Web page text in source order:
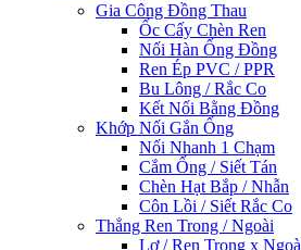
Gia Công Đồng Thau
Ốc Cấy Chèn Ren
Nối Hàn Ống Đồng
Ren Ép PVC / PPR
Bu Lông / Rắc Co
Kết Nối Bằng Đồng
Khớp Nối Gắn Ống
Nối Nhanh 1 Chạm
Cắm Ống / Siết Tán
Chèn Hạt Bắp / Nhẫn
Côn Lồi / Siết Rắc Co
Thẳng Ren Trong / Ngoài
Lơ / Ren Trong x